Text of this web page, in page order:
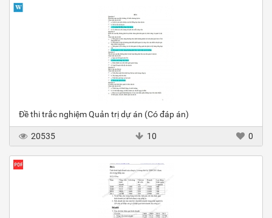
Đề thi trắc nghiệm Quản trị dự án (Có đáp án)
20535 10 0